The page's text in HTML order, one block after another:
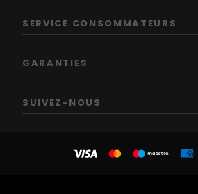
SERVICE CONSOMMATEURS
GARANTIES
SUIVEZ-NOUS